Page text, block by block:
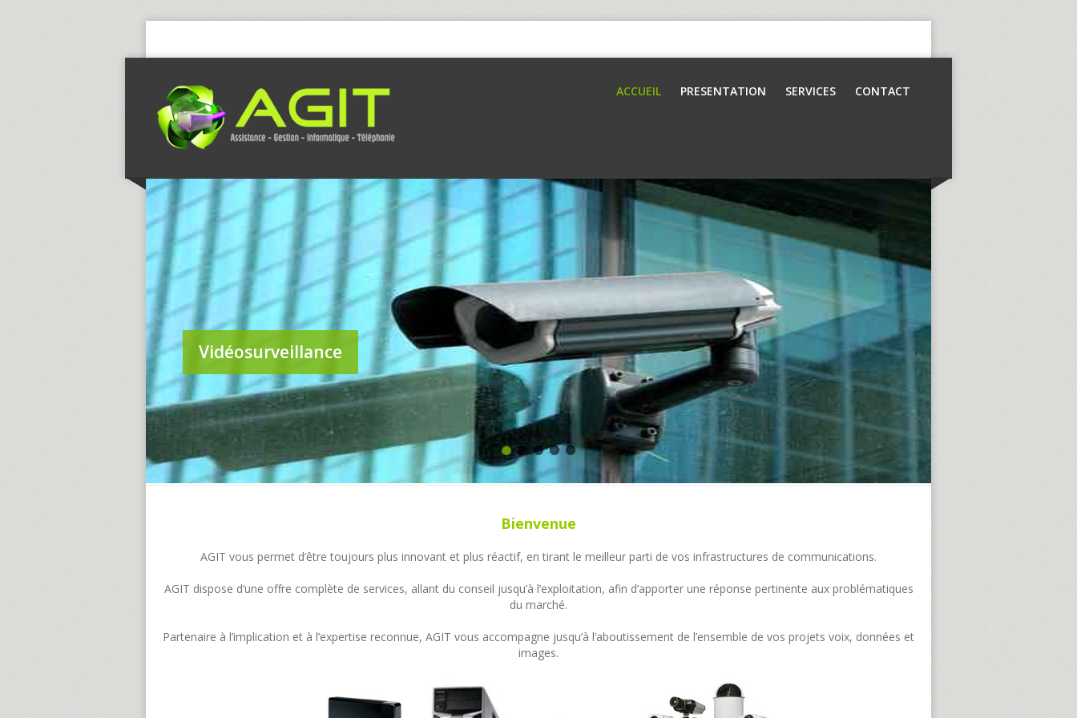
ACCUEIL PRESENTATION SERVICES CONTACT
Vidéosurveillance
Bienvenue
AGIT vous permet d’être toujours plus innovant et plus réactif, en tirant le meilleur parti de vos infrastructures de communications.
AGIT dispose d’une offre complète de services, allant du conseil jusqu’à l’exploitation, afin d’apporter une réponse pertinente aux problématiques
du marché.
Partenaire à l’implication et à l’expertise reconnue, AGIT vous accompagne jusqu’à l’aboutissement de l’ensemble de vos projets voix, données et
images.